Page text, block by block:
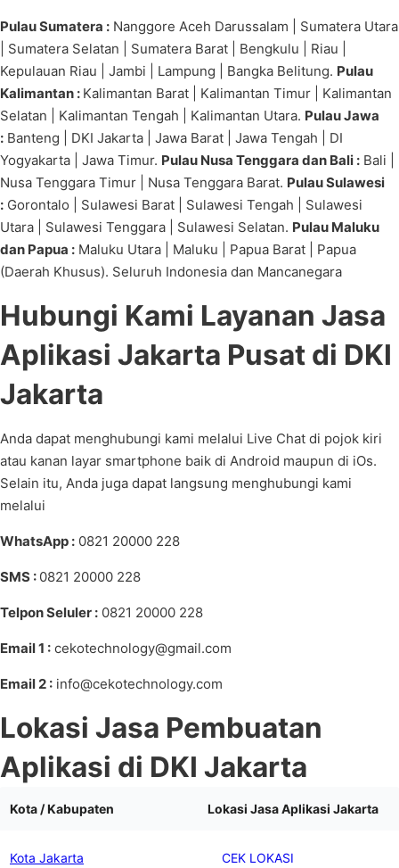
Pulau Sumatera : Nanggore Aceh Darussalam | Sumatera Utara
| Sumatera Selatan | Sumatera Barat | Bengkulu | Riau |
Kepulauan Riau | Jambi | Lampung | Bangka Belitung. Pulau
Kalimantan : Kalimantan Barat | Kalimantan Timur | Kalimantan
Selatan | Kalimantan Tengah | Kalimantan Utara. Pulau Jawa
: Banteng | DKI Jakarta | Jawa Barat | Jawa Tengah | DI
Yogyakarta | Jawa Timur. Pulau Nusa Tenggara dan Bali : Bali |
Nusa Tenggara Timur | Nusa Tenggara Barat. Pulau Sulawesi
: Gorontalo | Sulawesi Barat | Sulawesi Tengah | Sulawesi
Utara | Sulawesi Tenggara | Sulawesi Selatan. Pulau Maluku
dan Papua : Maluku Utara | Maluku | Papua Barat | Papua
(Daerah Khusus). Seluruh Indonesia dan Mancanegara
Hubungi Kami Layanan Jasa
Aplikasi Jakarta Pusat di DKI
Jakarta
Anda dapat menghubungi kami melalui Live Chat di pojok kiri
atau kanan layar smartphone baik di Android maupun di iOs.
Selain itu, Anda juga dapat langsung menghubungi kami
melalui
WhatsApp : 0821 20000 228
SMS : 0821 20000 228
Telpon Seluler : 0821 20000 228
Email 1 : cekotechnology@gmail.com
Email 2 : info@cekotechnology.com
Lokasi Jasa Pembuatan
Aplikasi di DKI Jakarta
Kota / Kabupaten Lokasi Jasa Aplikasi Jakarta
Kota Jakarta CEK LOKASI